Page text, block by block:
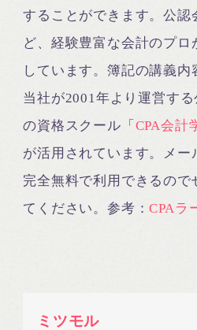
することができます。公認
ど、経験豊富な会計のプロ
しています。簿記の講義内
当社が2001年より運営す
の資格スクール「 CPA会計
が活用されています。メー
完全無料で利用できるので
てください。参考：CPAラ
ミツモル